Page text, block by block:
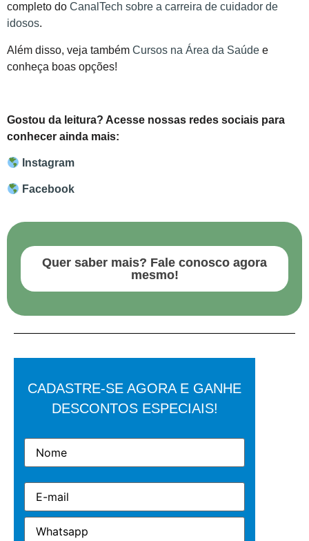
completo do CanalTech sobre a carreira de cuidador de
idosos.
Além disso, veja também Cursos na Área da Saúde e
conheça boas opções!
Gostou da leitura? Acesse nossas redes sociais para
conhecer ainda mais:
Instagram
Facebook
Quer saber mais? Fale conosco agora
mesmo!
CADASTRE-SE AGORA E GANHE
DESCONTOS ESPECIAIS!